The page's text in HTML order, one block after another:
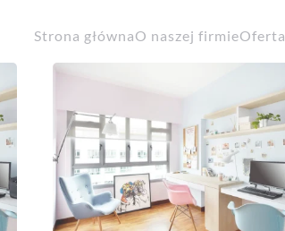
Strona głównaO naszej firmieOferta